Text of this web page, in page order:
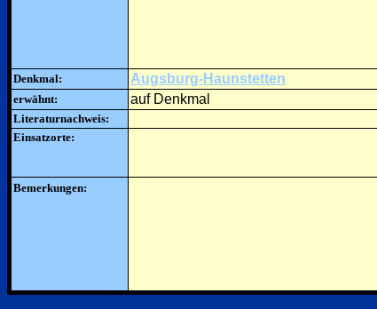
Denkmal: Augsburg-Haunstetten
erwähnt: auf Denkmal
Literaturnachweis:
Einsatzorte:
Bemerkungen: